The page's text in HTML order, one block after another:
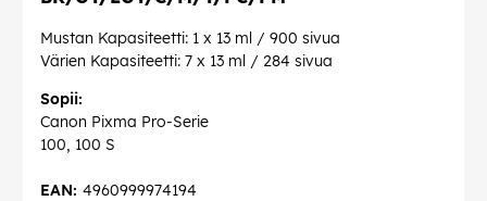
Mustan Kapasiteetti: 1 x 13 ml / 900 sivua
Värien Kapasiteetti: 7 x 13 ml / 284 sivua
Sopii:
Canon Pixma Pro-Serie
100, 100 S
4960999974194
EAN: